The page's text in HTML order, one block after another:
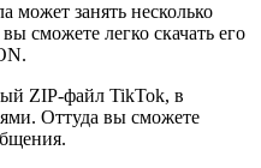
может занять несколько
сможете легко скачать его
ZIP-файл TikTok, в
Оттуда вы сможете